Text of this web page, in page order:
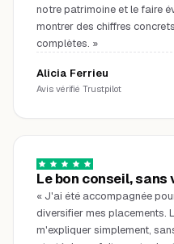
notre patrimoine et le faire
montrer des chiffres
complètes. »
Alicia Ferrieu
Avis vérifié Trustpilot
Le bon conseil, sans
« J'ai été accompagnée
diversifier mes placements.
m'expliquer simplement,